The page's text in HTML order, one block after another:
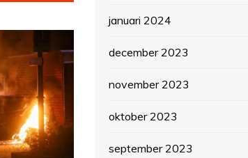
januari 2024
december 2023
november 2023
oktober 2023
september 2023